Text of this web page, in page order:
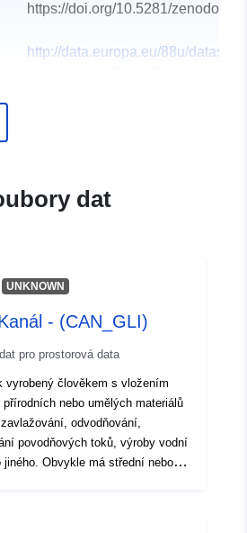
https://doi.org/10.5281/
http://data.europa.eu/88u/dataset/
dat
UNKNOWN
- (CAN_GLI)
pro prostorová data
vyrobený člověkem s vložením
nebo umělých materiálů
odvodňování,
povodňových toků, výroby vodní
střední nebo
případů, kdy podzemní cesta není